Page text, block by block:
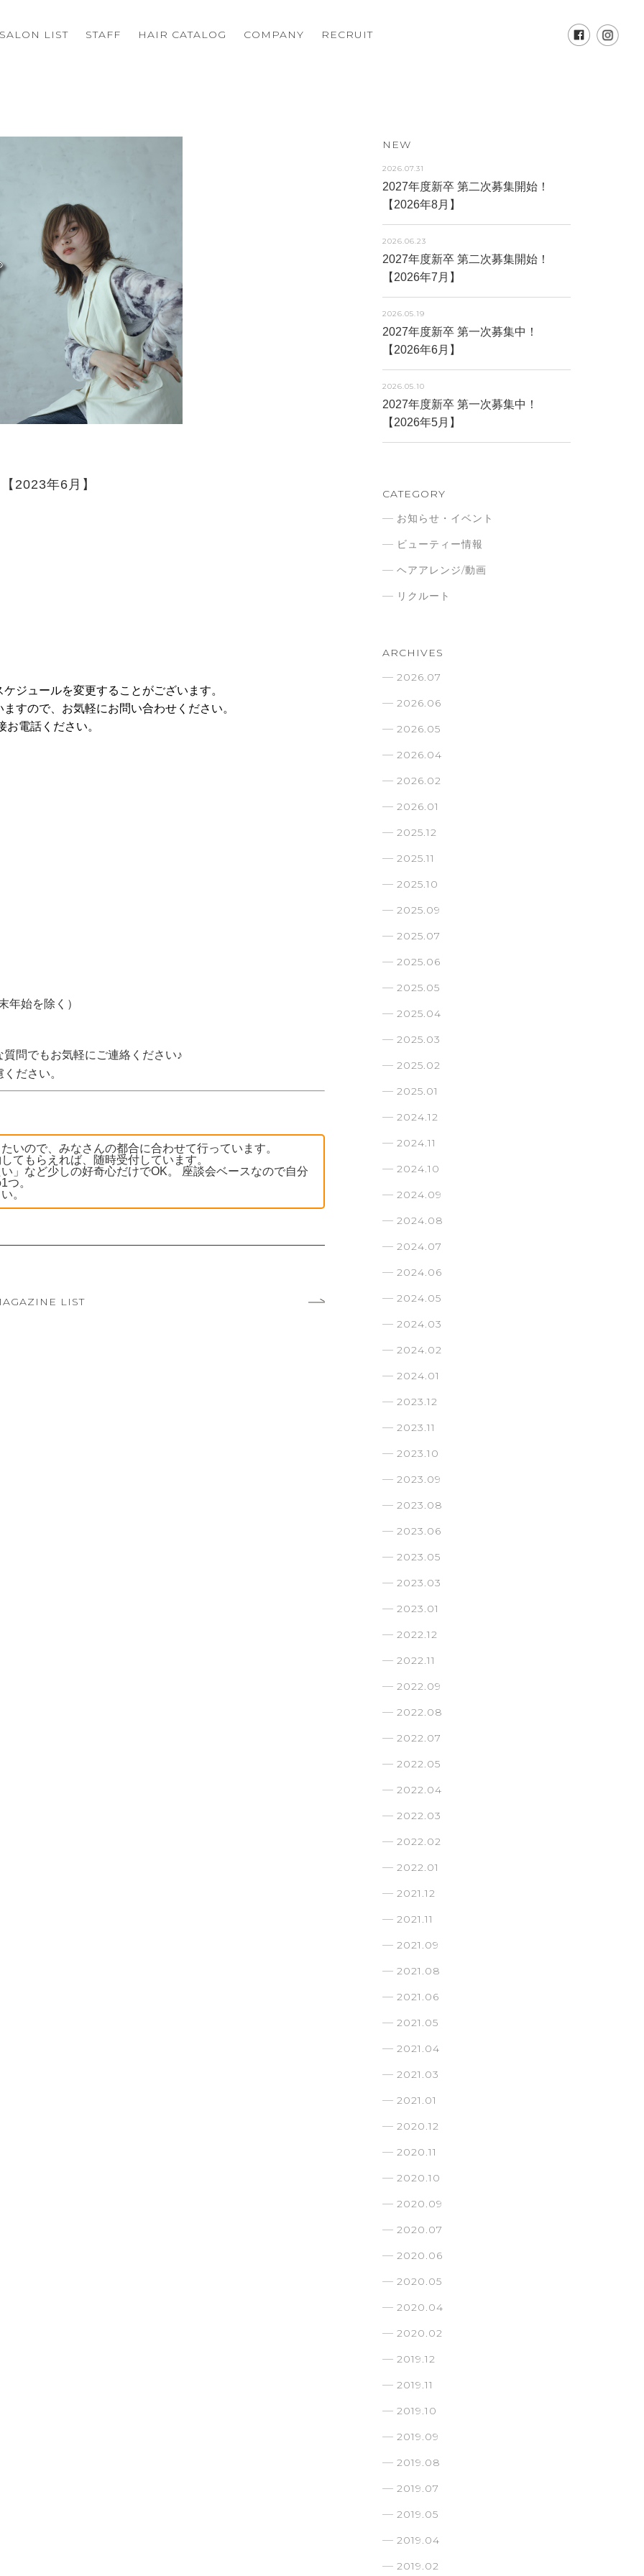
LIST STAFF HAIR CATALOG COMPANY RECRUIT
2023年6月】
ジュールを変更することがございます。
すので、お気軽にお問い合わせください。
電話ください。
年始を除く）
問でもお気軽にご連絡ください♪
ださい。
いので、みなさんの都合に合わせて行っています。
てもらえれば、随時受付しています。
」など少しの好奇心だけでOK。 座談会ベースなので自分
つ。
。
LIST
NEW
2026.07.31
2027年度新卒 第二次募集開始！
【2026年8月】
2026.06.23
2027年度新卒 第二次募集開始！
【2026年7月】
2026.05.19
2027年度新卒 第一次募集中！
【2026年6月】
2026.05.10
2027年度新卒 第一次募集中！
【2026年5月】
CATEGORY
お知らせ・イベント
ビューティー情報
ヘアアレンジ/動画
リクルート
ARCHIVES
2026.07
2026.06
2026.05
2026.04
2026.02
2026.01
2025.12
2025.11
2025.10
2025.09
2025.07
2025.06
2025.05
2025.04
2025.03
2025.02
2025.01
2024.12
2024.11
2024.10
2024.09
2024.08
2024.07
2024.06
2024.05
2024.03
2024.02
2024.01
2023.12
2023.11
2023.10
2023.09
2023.08
2023.06
2023.05
2023.03
2023.01
2022.12
2022.11
2022.09
2022.08
2022.07
2022.05
2022.04
2022.03
2022.02
2022.01
2021.12
2021.11
2021.09
2021.08
2021.06
2021.05
2021.04
2021.03
2021.01
2020.12
2020.11
2020.10
2020.09
2020.07
2020.06
2020.05
2020.04
2020.02
2019.12
2019.11
2019.10
2019.09
2019.08
2019.07
2019.05
2019.04
2019.02